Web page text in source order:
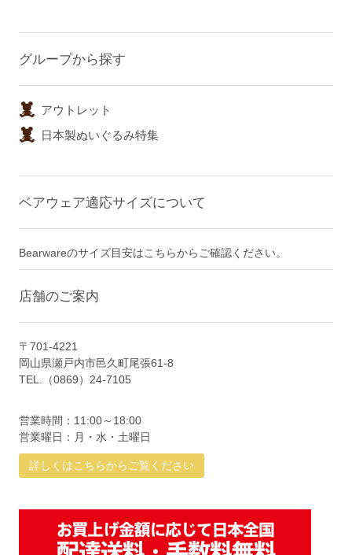
グループから探す
アウトレット
日本製ぬいぐるみ特集
ベアウェア適応サイズについて
Bearwareのサイズ目安はこちらからご確認ください。
店舗のご案内
〒701-4221
岡山県瀬戸内市邑久町尾張61-8
TEL.（0869）24-7105
営業時間：11:00～18:00
営業曜日：月・水・土曜日
詳しくはこちらからご覧ください